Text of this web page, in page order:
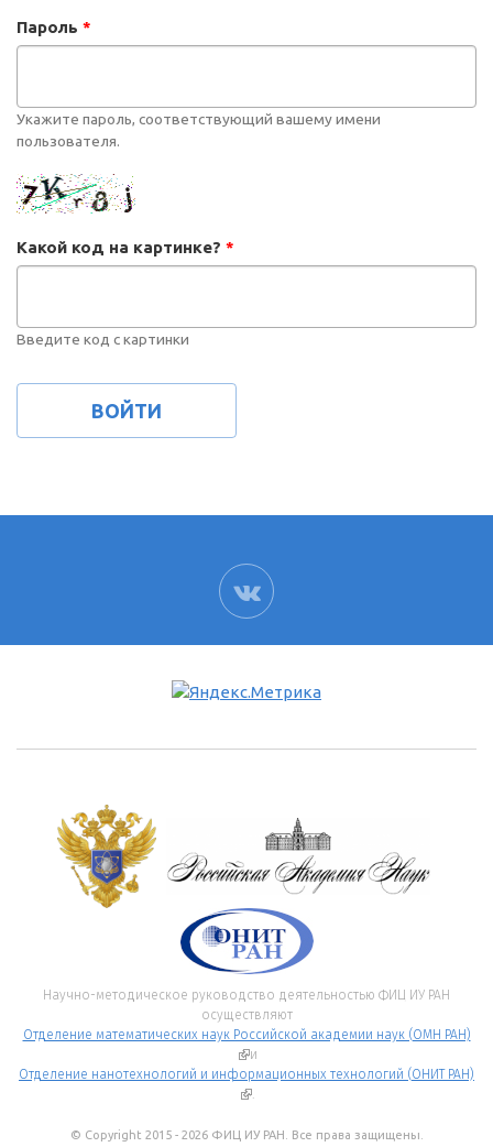
Пароль *
Укажите пароль, соответствующий вашему имени
пользователя.
Какой код на картинке? *
Введите код с картинки
ВК
Научно-методическое руководство деятельностью ФИЦ ИУ РАН
осуществляют
Отделение математических наук Российской академии наук (ОМН РАН)
(внешняя ссылка)
и
Отделение нанотехнологий и информационных технологий (ОНИТ РАН)
(внешняя ссылка)
.
© Copyright 2015 - 2026 ФИЦ ИУ РАН. Все права защищены.